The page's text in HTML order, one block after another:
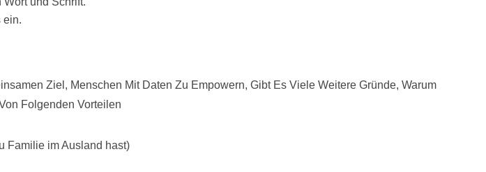
ein.
Ziel, Menschen Mit Daten Zu Empowern, Gibt Es Viele Weitere Gründe, Warum
Folgenden Vorteilen
Familie im Ausland hast)